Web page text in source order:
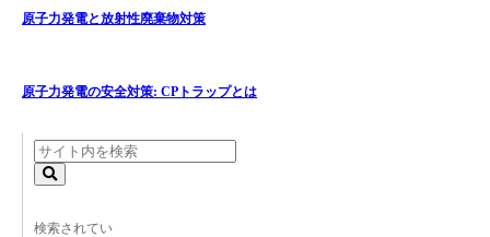
原子力発電と放射性廃棄物対策
原子力発電の安全対策: CPトラップとは
検索されてい